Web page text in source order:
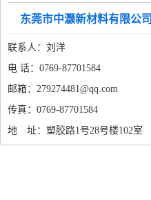
东莞市中灏新材料有限公司
联系人：刘洋
电 话：0769-87701584
邮箱：279274481@qq.com
传真：0769-87701584
地 址：塑胶路1号28号楼102室